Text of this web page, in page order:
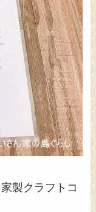
製クラフトコ